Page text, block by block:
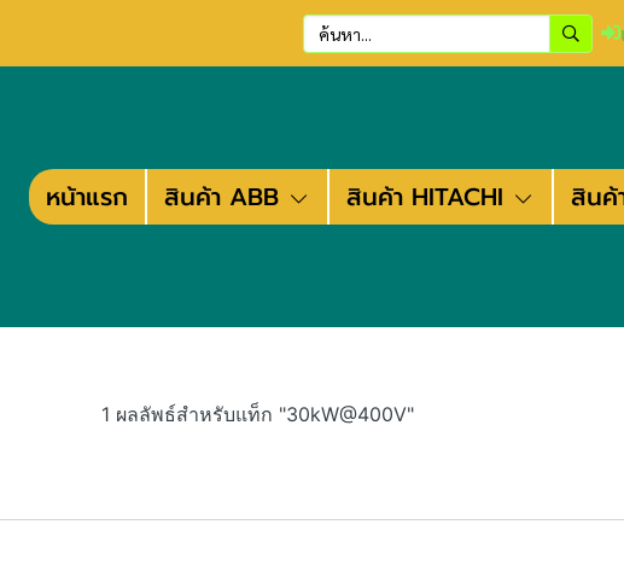
หน้าแรก สินค้า ABB สินค้า HITACHI สินค้
1 ผลลัพธ์สำหรับแท็ก "30kW@400V"